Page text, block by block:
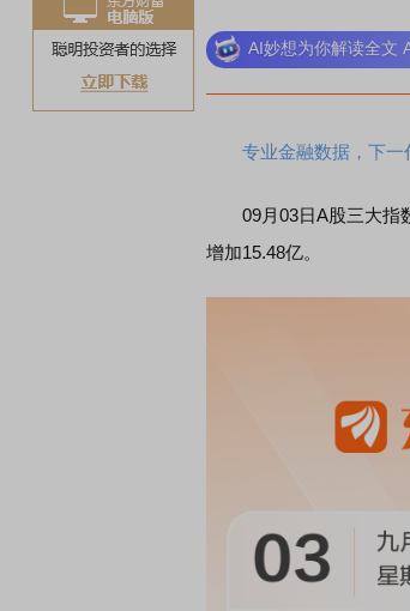
AI妙想为你解读全文
专业金融数据，下一
09月03日A股三大指
增加15.48亿。